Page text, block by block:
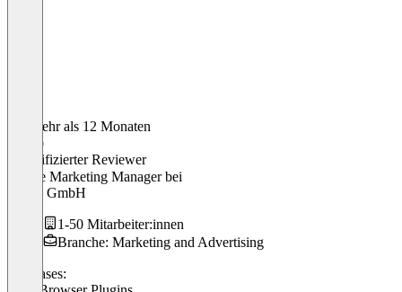
Vor mehr als 12 Monaten
Marco
Verifizierter Reviewer
Online Marketing Managerbei
reseen GmbH
1-50 Mitarbeiter:innen
Branche: Marketing and Advertising
Use cases: